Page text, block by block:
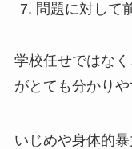
問題に対して
学校任せではな
がとても分かりや
いじめや身体的